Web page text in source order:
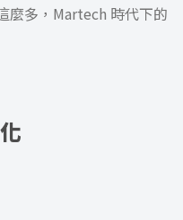
麼多，Martech 時代下的